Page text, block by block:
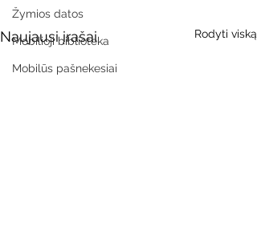
Žymios datos
Mobilioji biblioteka
Mobilūs pašnekesiai
Naujausi įrašai Rodyti viską